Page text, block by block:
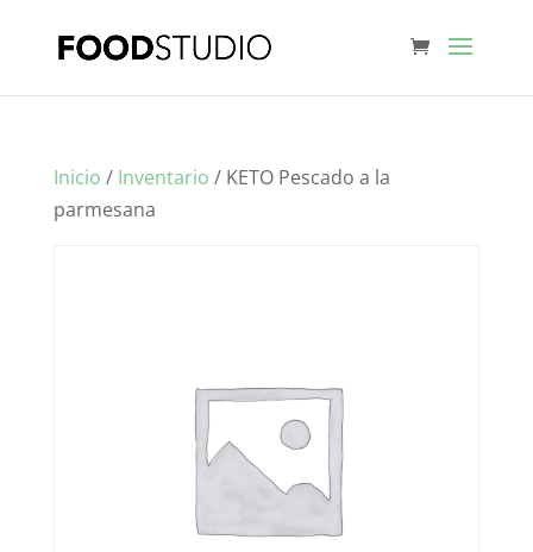
Inicio / Inventario / KETO Pescado a la
parmesana